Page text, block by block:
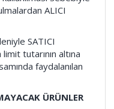
ALICI
SATICI
tutarının altına
faydalanılan
ÜRÜNLER